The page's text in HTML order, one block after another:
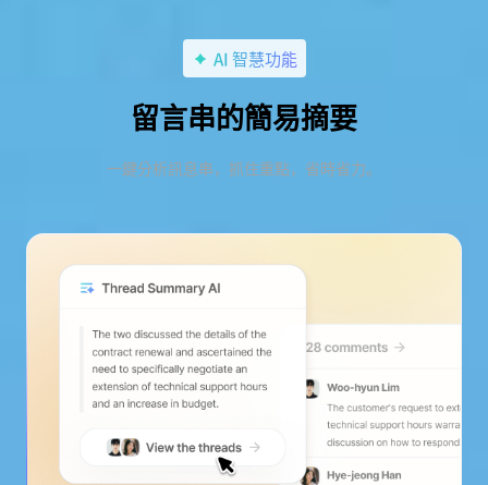
AI 智慧功能
留言串的簡易摘要
一鍵分析訊息串，抓住重點，省時省力。